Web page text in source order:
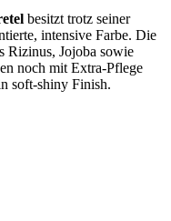
besitzt trotz seiner
intensive Farbe. Die
Rizinus, Jojoba sowie
noch mit Extra-Pflege
soft-shiny Finish.